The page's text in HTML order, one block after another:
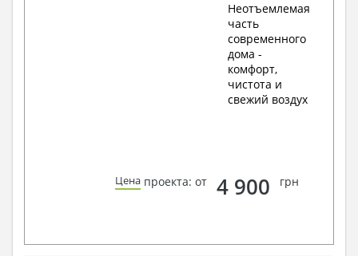
Неотъемлемая
часть
современного
дома -
комфорт,
чистота и
свежий воздух
Цена проекта: от 4 900 грн